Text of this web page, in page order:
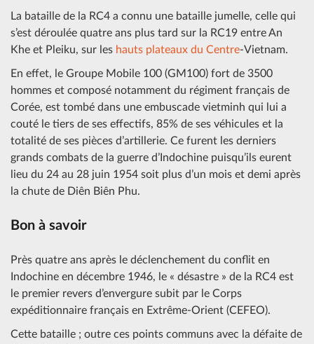
La bataille de la RC4 a connu une bataille jumelle, celle qui
s’est déroulée quatre ans plus tard sur la RC19 entre An
Khe et Pleiku, sur les hauts plateaux du Centre-Vietnam.
En effet, le Groupe Mobile 100 (GM100) fort de 3500
hommes et composé notamment du régiment français de
Corée, est tombé dans une embuscade vietminh qui lui a
couté le tiers de ses effectifs, 85% de ses véhicules et la
totalité de ses pièces d’artillerie. Ce furent les derniers
grands combats de la guerre d’Indochine puisqu’ils eurent
lieu du 24 au 28 juin 1954 soit plus d’un mois et demi après
la chute de Diên Biên Phu.
Bon à savoir
Près quatre ans après le déclenchement du conflit en
Indochine en décembre 1946, le « désastre » de la RC4 est
le premier revers d’envergure subit par le Corps
expéditionnaire français en Extrême-Orient (CEFEO).
Cette bataille ; outre ces points communs avec la défaite de